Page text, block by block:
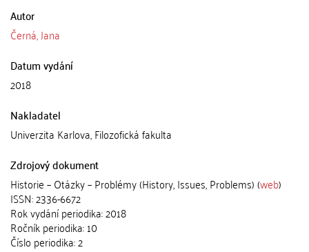
Autor
Černá, Jana
Datum vydání
2018
Nakladatel
Univerzita Karlova, Filozofická fakulta
Zdrojový dokument
Historie – Otázky – Problémy (History, Issues, Problems) (web)
ISSN: 2336-6672
Rok vydání periodika: 2018
Ročník periodika: 10
Číslo periodika: 2